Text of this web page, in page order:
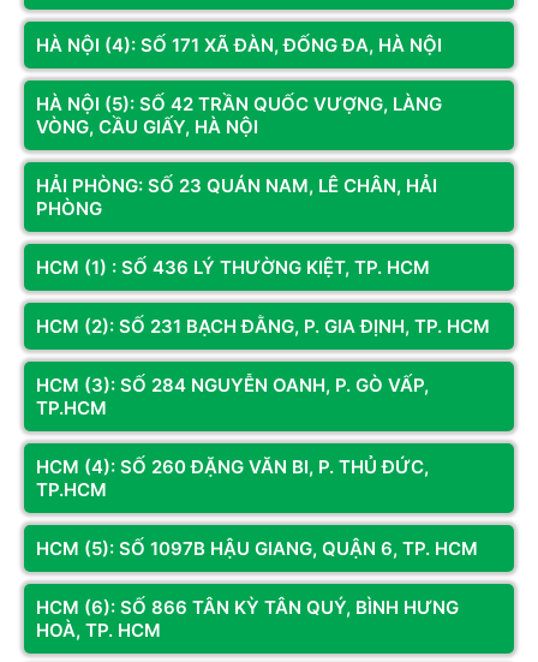
Core I5 14600K | Ram 32G | RTX 4060 Ti 16GB |
NVME 512G
Intel Core i5-14600K là một trong những con chip mới nhất
của Intel, thuộc dòng Raptor Lake. Với số lượng nhân và luồng
xử lý cao, nó đảm bảo hiệu năng mạnh mẽ cho các tác vụ đa
nhiệm, render video và các phần mềm thiết kế đồ họa nặng.
RAM 32GB DDR5
, dung lượng RAM lớn giúp máy chạy mượt
mà, không bị giật lag khi mở nhiều ứng dụng cùng lúc. DDR5 là
chuẩn RAM mới nhất, mang lại tốc độ truyền dữ liệu nhanh hơn
so với DDR4.
Card đồ họa
thuộc thế hệ RTX 40 series
của Nvidia, sở hữu hiệu năng đồ họa cực kỳ mạnh mẽ. Với
16GB VRAM, bạn có thể thoải mái chơi các tựa game ở độ
phân giải cao và cài đặt đồ họa tối đa.
Ổ cứng SSD NVMe 512GB
HÀ NỘI (4): SỐ 171 XÃ ĐÀN, ĐỐNG ĐA, HÀ NỘI
HÀ NỘI (5): SỐ 42 TRẦN QUỐC VƯỢNG, LÀNG
VÒNG, CẦU GIẤY, HÀ NỘI
HẢI PHÒNG: SỐ 23 QUÁN NAM, LÊ CHÂN, HẢI
PHÒNG
HCM (1) : SỐ 436 LÝ THƯỜNG KIỆT, TP. HCM
HCM (2): SỐ 231 BẠCH ĐẰNG, P. GIA ĐỊNH, TP. HCM
HCM (3): SỐ 284 NGUYỄN OANH, P. GÒ VẤP,
TP.HCM
HCM (4): SỐ 260 ĐẶNG VĂN BI, P. THỦ ĐỨC,
TP.HCM
HCM (5): SỐ 1097B HẬU GIANG, QUẬN 6, TP. HCM
HCM (6): SỐ 866 TÂN KỲ TÂN QUÝ, BÌNH HƯNG
HOÀ, TP. HCM